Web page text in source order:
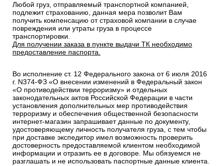
Любой груз, отправляемый транспортной компанией,
подлежит страхованию, данная мера позволит Вам
получить компенсацию от страховой компании в случае
повреждения или утраты груза в процессе
транспортировки.
Для получении заказа в пункте выдачи ТК необходимо
предоставление паспорта.
Во исполнение ст. 12 Федерального закона от 6 июля 2016
г. N374-ФЗ «О внесении изменений в Федеральный закон
«О противодействии терроризму» и отдельных
законодательных актов Российской Федерации в части
установления дополнительных мер противодействия
терроризму и обеспечения общественной безопасности
интернет-магазин запрашивает данные по документу,
удостоверяющему личность получателя груза, с тем чтобы
при доставке экспедитор имел возможность проверить
достоверность предоставляемой клиентом необходимой
информации и отразить ее в договоре. Мы обязуемся не
разглашать и не использовать паспортные данные клиента.